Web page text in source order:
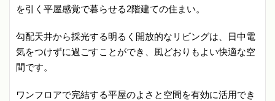
を引く平屋感覚で暮らせる2階建ての住まい。
勾配天井から採光する明るく開放的なリビングは、日中電
気をつけずに過ごすことができ、風どおりもよい快適な空
間です。
ワンフロアで完結する平屋のよさと空間を有効に活用でき